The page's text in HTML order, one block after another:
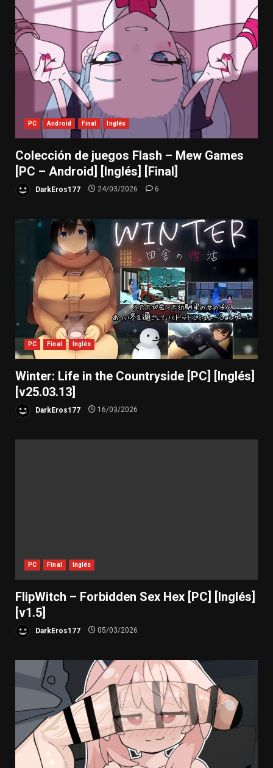
PC Android Final Inglés
Colección de juegos Flash – Mew Games
[PC – Android] [Inglés] [Final]
DarkEros177 24/03/2026 6
PC Final Inglés
Winter: Life in the Countryside [PC] [Inglés]
[v25.03.13]
DarkEros177 16/03/2026
PC Final Inglés
FlipWitch – Forbidden Sex Hex [PC] [Inglés]
[v1.5]
DarkEros177 05/03/2026